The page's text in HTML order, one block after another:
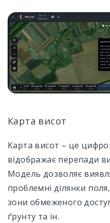
Налаштування
Акаунт та
Доступ через API
Карта висот
Карта висот – це
відображає перепади
Модель дозволяє
проблемні ділянки
зони обмеженого
ґрунту та ін.